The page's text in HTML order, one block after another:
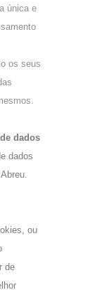
única e
os seus
dados
dados
ou
de